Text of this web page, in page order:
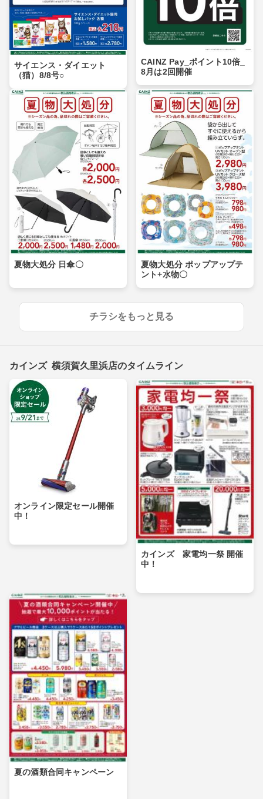
サイエンス・ダイエット
（猫）8/8号○
CAINZ Pay_ポイント10倍_
8月は2回開催
夏物大処分 日傘〇
夏物大処分 ポップアップテ
ント+水物〇
チラシをもっと見る
カインズ 横須賀久里浜店のタイムライン
オンライン限定セール開催
中！
カインズ 家電均一祭 開催
中！
夏の酒類合同キャンペーン